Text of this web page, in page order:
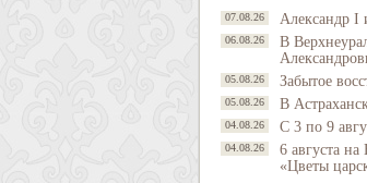
07.08.26 Александр I
06.08.26
В
05.08.26 Забытое
05.08.26 В
04.08.26 С 3 по 9
04.08.26
6 августа
«Цветы